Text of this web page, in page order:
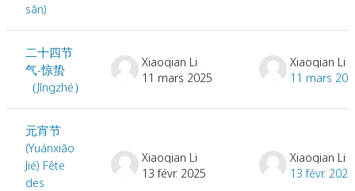
sān)
二十四节
气-惊蛰
（Jīngzhé）
Xiaoqian Li
11 mars 2025
Xiaoqian Li
11 mars
元宵节
(Yuánxiāo
Jié) Fête
des
Xiaoqian Li
13 févr. 2025
Xiaoqian Li
13 févr. 2025